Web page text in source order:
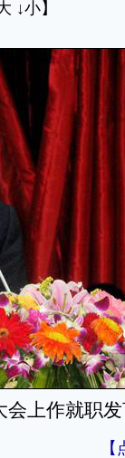
↓小】
上作就职